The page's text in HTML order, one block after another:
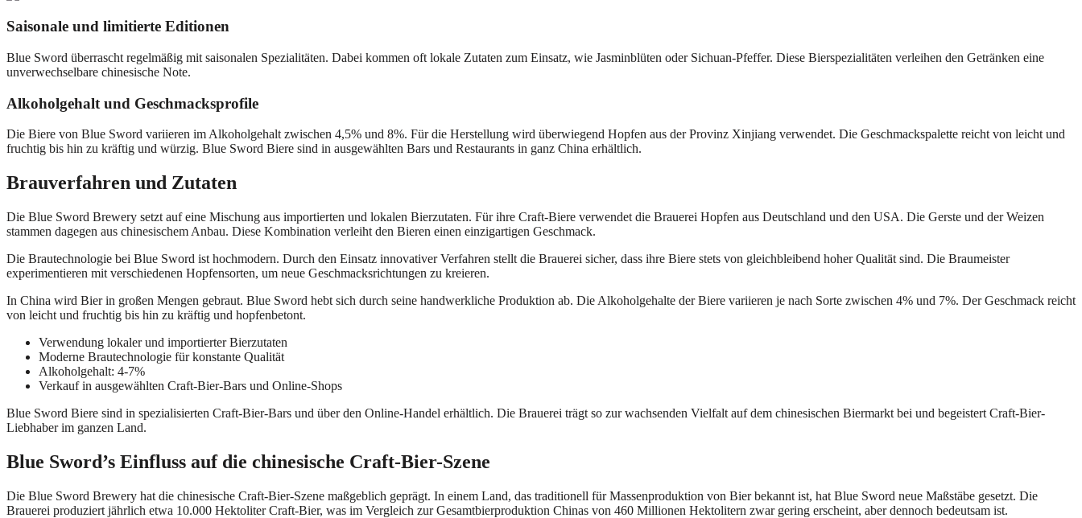
Saisonale und limitierte Editionen
Blue Sword überrascht regelmäßig mit saisonalen Spezialitäten. Dabei kommen oft lokale Zutaten zum Einsatz, wie Jasminblüten oder Sichuan-Pfeffer. Diese Bierspezialitäten verleihen den Getränken eine
unverwechselbare chinesische Note.
Alkoholgehalt und Geschmacksprofile
Die Biere von Blue Sword variieren im Alkoholgehalt zwischen 4,5% und 8%. Für die Herstellung wird überwiegend Hopfen aus der Provinz Xinjiang verwendet. Die Geschmackspalette reicht von leicht und
fruchtig bis hin zu kräftig und würzig. Blue Sword Biere sind in ausgewählten Bars und Restaurants in ganz China erhältlich.
Brauverfahren und Zutaten
Die Blue Sword Brewery setzt auf eine Mischung aus importierten und lokalen Bierzutaten. Für ihre Craft-Biere verwendet die Brauerei Hopfen aus Deutschland und den USA. Die Gerste und der Weizen
stammen dagegen aus chinesischem Anbau. Diese Kombination verleiht den Bieren einen einzigartigen Geschmack.
Die Brautechnologie bei Blue Sword ist hochmodern. Durch den Einsatz innovativer Verfahren stellt die Brauerei sicher, dass ihre Biere stets von gleichbleibend hoher Qualität sind. Die Braumeister
experimentieren mit verschiedenen Hopfensorten, um neue Geschmacksrichtungen zu kreieren.
In China wird Bier in großen Mengen gebraut. Blue Sword hebt sich durch seine handwerkliche Produktion ab. Die Alkoholgehalte der Biere variieren je nach Sorte zwischen 4% und 7%. Der Geschmack reicht
von leicht und fruchtig bis hin zu kräftig und hopfenbetont.
Verwendung lokaler und importierter Bierzutaten
Moderne Brautechnologie für konstante Qualität
Alkoholgehalt: 4-7%
Verkauf in ausgewählten Craft-Bier-Bars und Online-Shops
Blue Sword Biere sind in spezialisierten Craft-Bier-Bars und über den Online-Handel erhältlich. Die Brauerei trägt so zur wachsenden Vielfalt auf dem chinesischen Biermarkt bei und begeistert Craft-Bier-
Liebhaber im ganzen Land.
Blue Sword’s Einfluss auf die chinesische Craft-Bier-Szene
Die Blue Sword Brewery hat die chinesische Craft-Bier-Szene maßgeblich geprägt. In einem Land, das traditionell für Massenproduktion von Bier bekannt ist, hat Blue Sword neue Maßstäbe gesetzt. Die
Brauerei produziert jährlich etwa 10.000 Hektoliter Craft-Bier, was im Vergleich zur Gesamtbierproduktion Chinas von 460 Millionen Hektolitern zwar gering erscheint, aber dennoch bedeutsam ist.